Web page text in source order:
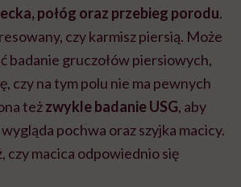
połóg oraz przebieg porodu.
czy karmisz piersią. Może
badanie gruczołów piersiowych,
czy na tym polu nie ma pewnych
teżzwyklebadanie USG, aby
pochwa oraz szyjka macicy.
czy macica odpowiednio się